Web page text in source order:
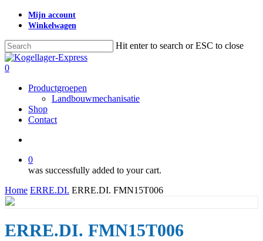
Skip
content
Mijn account
Winkelwagen
Hit enter to search or ESC to close
Close
Search
search
0
Productgroepen
Landbouwmechanisatie
Shop
Contact
0
was successfully added to your cart.
Home ERRE.DI. ERRE.DI. FMN15T006
ERRE.DI. FMN15T006